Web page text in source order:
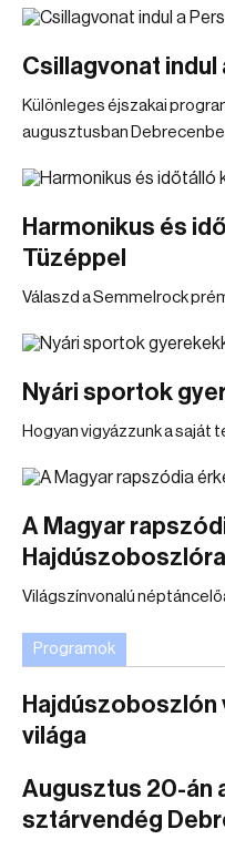
Csillagvonat indul
Különleges éjszakai
augusztusban
Harmonikus és
Tüzéppel
Válaszd a Semmelrock
Nyári sportok
Hogyan vigyázzunk a saját
A Magyar
Hajdúszoboszlóra
Világszínvonalú
Programok
Hajdúszoboszlón
világa
Augusztus 20-án
sztárvendég